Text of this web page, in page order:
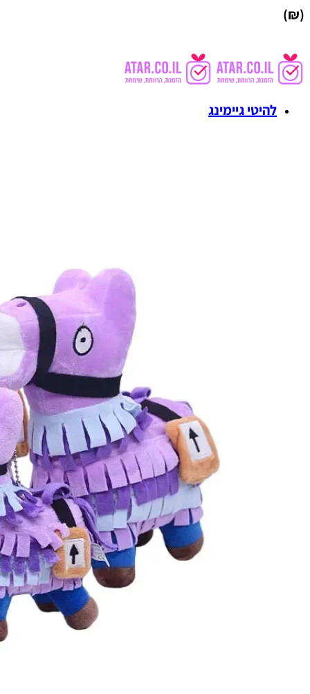
(₪)
להיטי גיימינג